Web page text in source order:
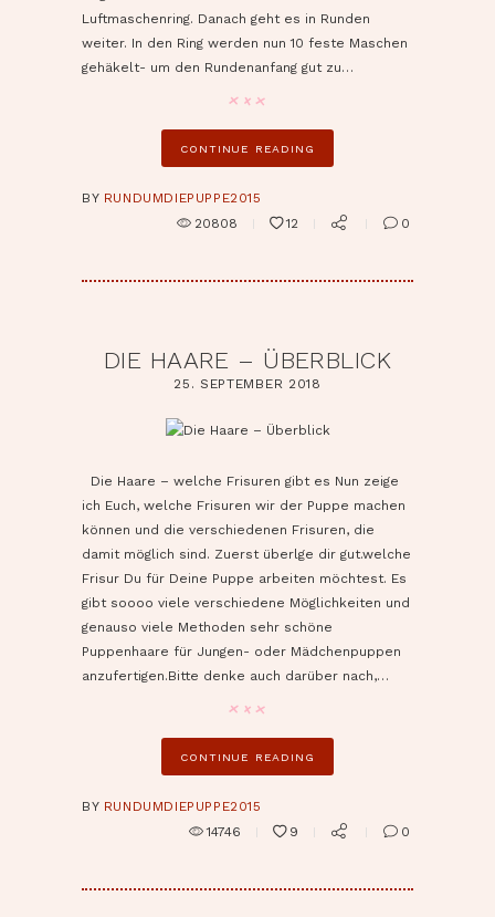
Luftmaschenring. Danach geht es in Runden
weiter. In den Ring werden nun 10 feste Maschen
gehäkelt- um den Rundenanfang gut zu…
CONTINUE READING
BY RUNDUMDIEPUPPE2015
20808
12 0
DIE HAARE – ÜBERBLICK
25. SEPTEMBER 2018
Die Haare – welche Frisuren gibt es Nun zeige
ich Euch, welche Frisuren wir der Puppe machen
können und die verschiedenen Frisuren, die
damit möglich sind. Zuerst überlge dir gut.welche
Frisur Du für Deine Puppe arbeiten möchtest. Es
gibt soooo viele verschiedene Möglichkeiten und
genauso viele Methoden sehr schöne
Puppenhaare für Jungen- oder Mädchenpuppen
anzufertigen.Bitte denke auch darüber nach,…
CONTINUE READING
BY RUNDUMDIEPUPPE2015
14746
9 0